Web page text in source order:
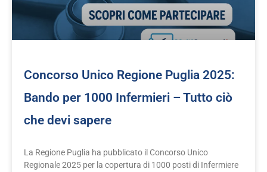
Concorso Unico Regione Puglia 2025:
Bando per 1000 Infermieri – Tutto ciò
che devi sapere
La Regione Puglia ha pubblicato il Concorso Unico
Regionale 2025 per la copertura di 1000 posti di Infermiere